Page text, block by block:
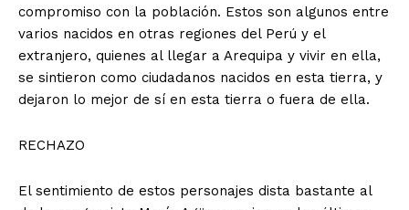
compromiso con la población. Estos son algunos entre
varios nacidos en otras regiones del Perú y el
extranjero, quienes al llegar a Arequipa y vivir en ella,
se sintieron como ciudadanos nacidos en esta tierra, y
dejaron lo mejor de sí en esta tierra o fuera de ella.
RECHAZO
El sentimiento de estos personajes dista bastante al